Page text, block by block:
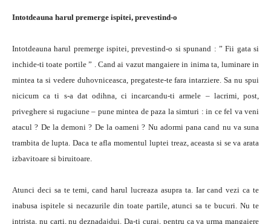
Intotdeauna harul premerge ispitei, prevestind-o
Intotdeauna harul premerge ispitei, prevestind-o si spunand : ” Fii gata si
inchide-ti toate portile ” . Cand ai vazut mangaiere in inima ta, luminare in
mintea ta si vedere duhovniceasca, pregateste-te fara intarziere. Sa nu spui
nicicum ca ti s-a dat odihna, ci incarcandu-ti armele – lacrimi, post,
priveghere si rugaciune – pune mintea de paza la simturi : in ce fel va veni
atacul ? De la demoni ? De la oameni ? Nu adormi pana cand nu va suna
trambita de lupta. Daca te afla momentul luptei treaz, aceasta si se va arata
izbavitoare si biruitoare.
Atunci deci sa te temi, cand harul lucreaza asupra ta. Iar cand vezi ca te
inabusa ispitele si necazurile din toate partile, atunci sa te bucuri. Nu te
intrista, nu carti, nu deznadajdui. Da-ti curaj, pentru ca va urma mangaiere